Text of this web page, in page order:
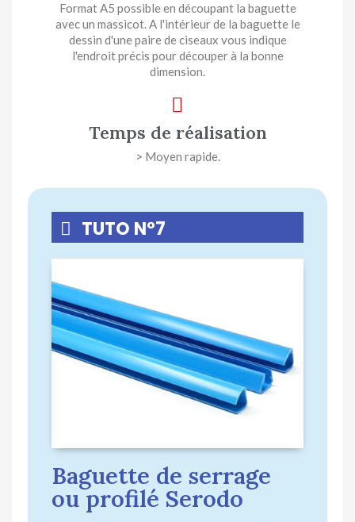
Format A5 possible en découpant la baguette
avec un massicot. A l'intérieur de la baguette le
dessin d'une paire de ciseaux vous indique
l'endroit précis pour découper à la bonne
dimension.
Temps de réalisation
> Moyen rapide.
TUTO N°7
Baguette de serrage
ou profilé Serodo